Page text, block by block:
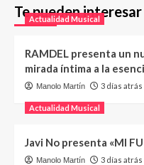
Te pueden interesar
Actualidad Musical
RAMDEL presenta un
mirada íntima a la
Manolo Martín 3 días atrás
Actualidad Musical
Javi No presenta «MI
Manolo Martín 3 días atrás